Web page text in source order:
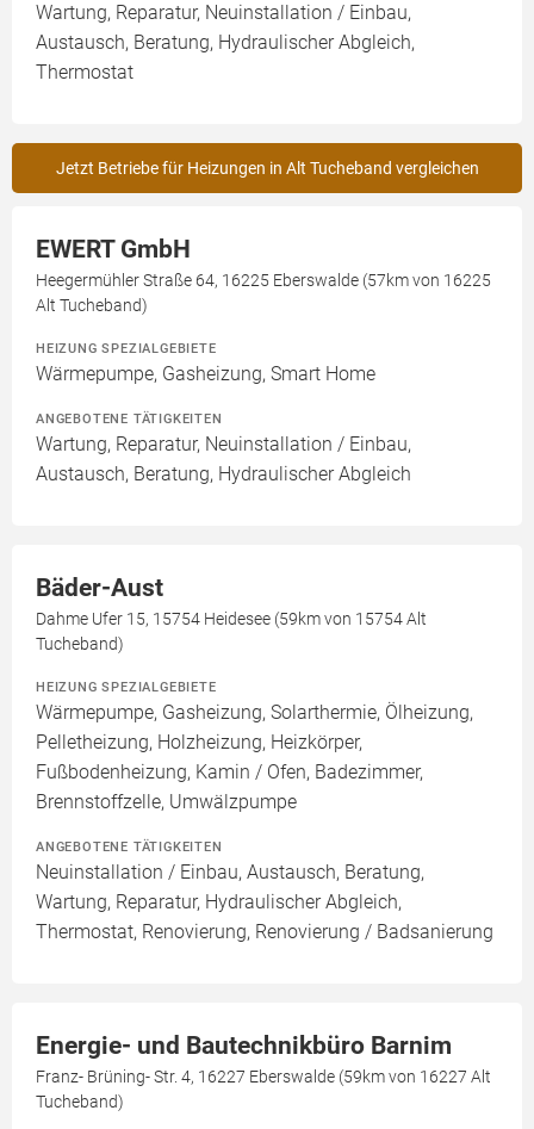
Wartung, Reparatur, Neuinstallation / Einbau,
Austausch, Beratung, Hydraulischer Abgleich,
Thermostat
Jetzt Betriebe für Heizungen in Alt Tucheband vergleichen
EWERT GmbH
Heegermühler Straße 64, 16225 Eberswalde (57km von 16225
Alt Tucheband)
HEIZUNG SPEZIALGEBIETE
Wärmepumpe, Gasheizung, Smart Home
ANGEBOTENE TÄTIGKEITEN
Wartung, Reparatur, Neuinstallation / Einbau,
Austausch, Beratung, Hydraulischer Abgleich
Bäder-Aust
Dahme Ufer 15, 15754 Heidesee (59km von 15754 Alt
Tucheband)
HEIZUNG SPEZIALGEBIETE
Wärmepumpe, Gasheizung, Solarthermie, Ölheizung,
Pelletheizung, Holzheizung, Heizkörper,
Fußbodenheizung, Kamin / Ofen, Badezimmer,
Brennstoffzelle, Umwälzpumpe
ANGEBOTENE TÄTIGKEITEN
Neuinstallation / Einbau, Austausch, Beratung,
Wartung, Reparatur, Hydraulischer Abgleich,
Thermostat, Renovierung, Renovierung / Badsanierung
Energie- und Bautechnikbüro Barnim
Franz- Brüning- Str. 4, 16227 Eberswalde (59km von 16227 Alt
Tucheband)